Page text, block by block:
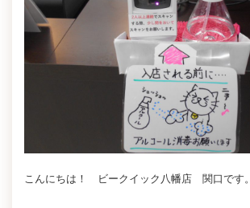
こんにちは！ ビークイック八幡店 関口です。